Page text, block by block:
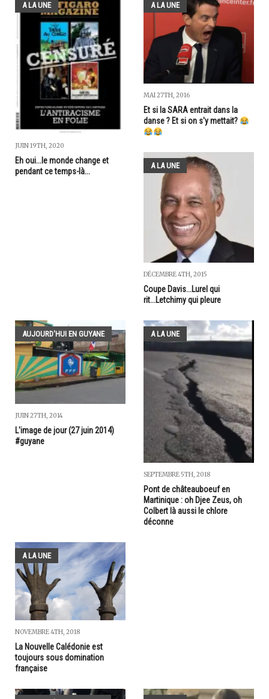
A LA UNE
JUIN 19TH, 2020
Eh oui...le monde change et
pendant ce temps-là...
A LA UNE
MAI 27TH, 2016
Et si la SARA entrait dans la
danse ? Et si on s'y mettait?
A LA UNE
DÉCEMBRE 4TH, 2015
Coupe Davis...Lurel qui
rit...Letchimy qui pleure
AUJOURD'HUI EN GUYANE
JUIN 27TH, 2014
L'image de jour (27 juin 2014)
#guyane
A LA UNE
SEPTEMBRE 5TH, 2018
Pont de châteauboeuf en
Martinique : oh Djee Zeus, oh
Colbert là aussi le chlore
déconne
A LA UNE
NOVEMBRE 4TH, 2018
La Nouvelle Calédonie est
toujours sous domination
française